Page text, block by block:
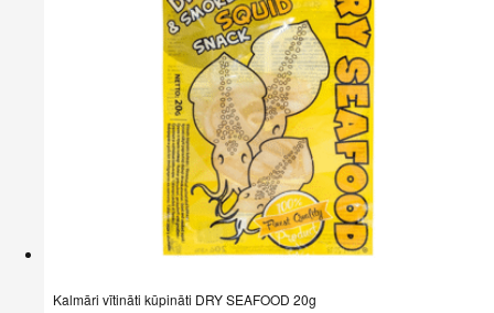
Kalmāri vītināti kūpināti DRY SEAFOOD 20g